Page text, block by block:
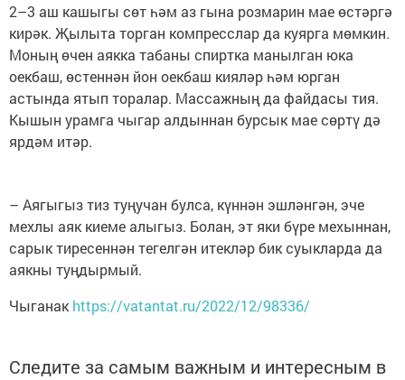
2–3 аш кашыгы сөт һәм аз гына розмарин мае өстәргә
кирәк. Җылыта торган компресслар да куярга мөмкин.
Моның өчен аякка табаны спиртка манылган юка
оекбаш, өстеннән йон оекбаш кияләр һәм юрган
астында ятып торалар. Массажның да файдасы тия.
Кышын урамга чыгар алдыннан бурсык мае сөртү дә
ярдәм итәр.
– Аягыгыз тиз туңучан булса, күннән эшләнгән, эче
мехлы аяк киеме алыгыз. Болан, эт яки бүре мехыннан,
сарык тиресеннән тегелгән итекләр бик суыкларда да
аякны туңдырмый.
Чыганак https://vatantat.ru/2022/12/98336/
Следите за самым важным и интересным в